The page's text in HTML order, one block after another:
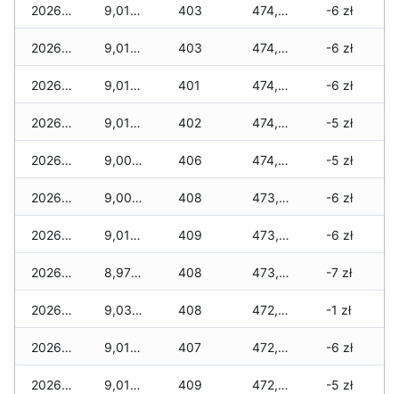
2026-04-23 9,010 zł 403 474,840 zł -6 zł
2026-04-22 9,010 zł 403 474,740 zł -6 zł
2026-04-21 9,010 zł 401 474,375 zł -6 zł
2026-04-20 9,010 zł 402 474,200 zł -5 zł
2026-04-19 9,005 zł 406 474,070 zł -5 zł
2026-04-18 9,005 zł 408 473,730 zł -6 zł
2026-04-17 9,010 zł 409 473,450 zł -6 zł
2026-04-16 8,970 zł 408 473,035 zł -7 zł
2026-04-15 9,030 zł 408 472,915 zł -1 zł
2026-04-14 9,010 zł 407 472,770 zł -6 zł
2026-04-13 9,010 zł 409 472,525 zł -5 zł